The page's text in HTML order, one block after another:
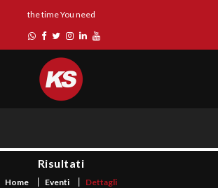
the time You need
Risultati
Home Eventi Dettagli